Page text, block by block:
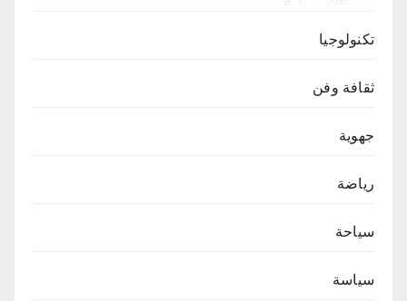
تكنولوجيا
ثقافة وفن
جهوية
رياضة
سياحة
سياسة